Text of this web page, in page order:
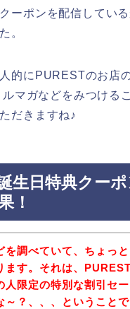
ーポンを配信してい
。
的にPURESTのお店
マガなどをみつける
だきますね♪
生日特典クー
！
を調べていて、ちょっと
ます。それは、PUREST
人限定の特別な割引セー
～？、、、ということで